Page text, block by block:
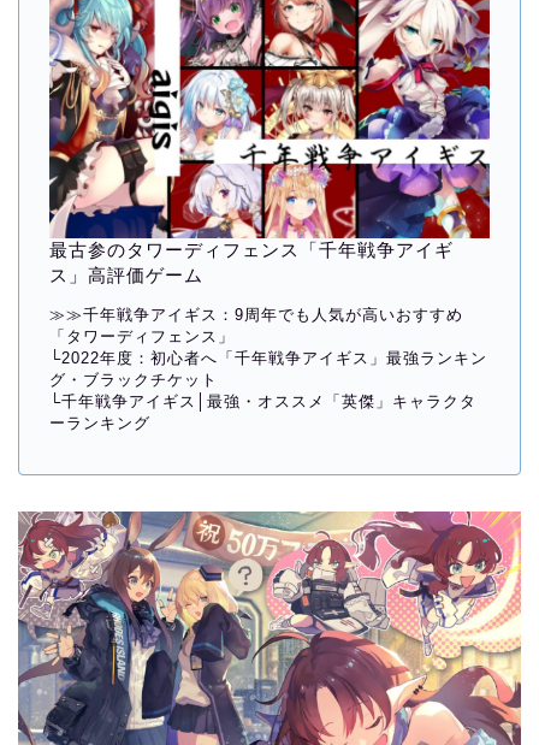
最古参のタワーディフェンス「千年戦争アイギ
ス」高評価ゲーム
≫≫千年戦争アイギス：9周年でも人気が高いおすすめ
「タワーディフェンス」
└2022年度：初心者へ「千年戦争アイギス」最強ランキン
グ・ブラックチケット
└千年戦争アイギス│最強・オススメ「英傑」キャラクタ
ーランキング